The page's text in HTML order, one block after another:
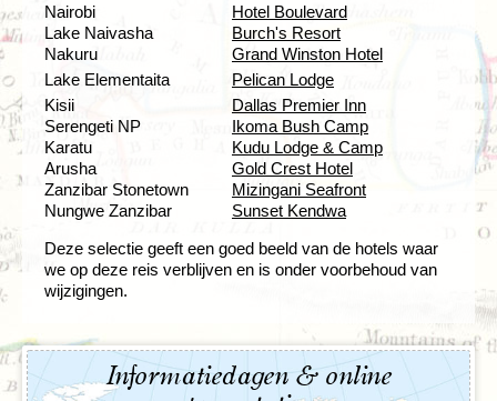
Nairobi
Hotel Boulevard
Lake Naivasha
Burch's Resort
Nakuru
Grand Winston Hotel
Lake Elementaita
Pelican Lodge
Kisii
Dallas Premier Inn
Serengeti NP
Ikoma Bush Camp
Karatu
Kudu Lodge & Camp
Arusha
Gold Crest Hotel
Zanzibar Stonetown
Mizingani Seafront
Nungwe Zanzibar
Sunset Kendwa
Deze selectie geeft een goed beeld van de hotels waar
we op deze reis verblijven en is onder voorbehoud van
wijzigingen.
Informatiedagen & online